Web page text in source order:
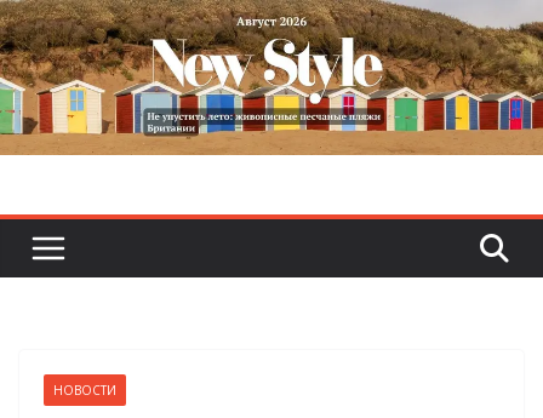
Skip
to
content
НОВОСТИ